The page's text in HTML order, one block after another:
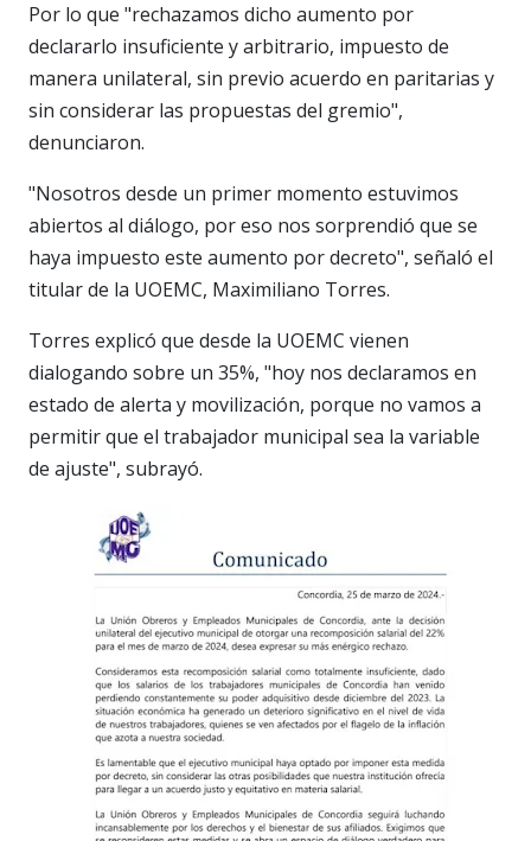
Por lo que "rechazamos dicho aumento por
declararlo insuficiente y arbitrario, impuesto de
manera unilateral, sin previo acuerdo en paritarias y
sin considerar las propuestas del gremio",
denunciaron.
"Nosotros desde un primer momento estuvimos
abiertos al diálogo, por eso nos sorprendió que se
haya impuesto este aumento por decreto", señaló el
titular de la UOEMC, Maximiliano Torres.
Torres explicó que desde la UOEMC vienen
dialogando sobre un 35%, "hoy nos declaramos en
estado de alerta y movilización, porque no vamos a
permitir que el trabajador municipal sea la variable
de ajuste", subrayó.